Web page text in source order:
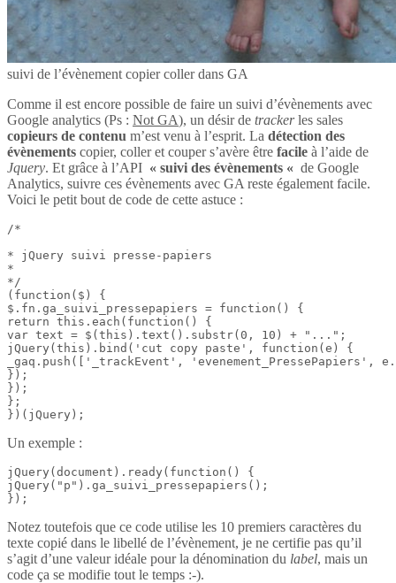
suivi de l’évènement copier coller dans GA
Comme il est encore possible de faire un suivi d’évènements avec
Google analytics (Ps : Not GA), un désir de trackerles sales
copieurs de contenu m’est venu à l’esprit. La détection des
évènements copier, coller et couper s’avère être facile à l’aide de
Jquery. Et grâce à l’API « suivi des évènements « de Google
Analytics, suivre ces évènements avec GA reste également facile.
Voici le petit bout de code de cette astuce :
/*
* jQuery suivi presse-papiers
*
*/
(function($) {
$.fn.ga_suivi_pressepapiers = function() {
return this.each(function() {
var text = $(this).text().substr(0, 10) + "...";
jQuery(this).bind('cut copy paste', function(e) {
_gaq.push(['_trackEvent', 'evenement_PressePapiers',
});
});
};
})(jQuery);
Un exemple :
jQuery(document).ready(function() {
jQuery("p").ga_suivi_pressepapiers();
});
Notez toutefois que ce code utilise les 10 premiers caractères du
texte copié dans le libellé de l’évènement, je ne certifie pas qu’il
s’agit d’une valeur idéale pour la dénomination du label, mais un
code ça se modifie tout le temps :-).